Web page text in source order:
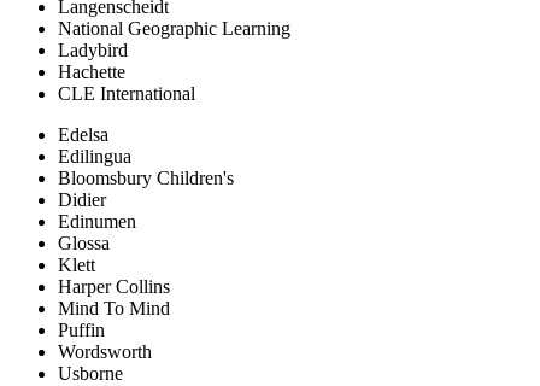
Langenscheidt
National Geographic Learning
Ladybird
Hachette
CLE International
Edelsa
Edilingua
Bloomsbury Children's
Didier
Edinumen
Glossa
Klett
Harper Collins
Mind To Mind
Puffin
Wordsworth
Usborne